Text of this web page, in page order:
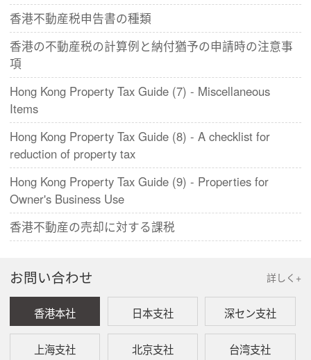
香港不動産税申告書の種類
香港の不動産税の計算例と納付猶予の申請時の注意事
項
Hong Kong Property Tax Guide (7) - Miscellaneous
Items
Hong Kong Property Tax Guide (8) - A checklist for
reduction of property tax
Hong Kong Property Tax Guide (9) - Properties for
Owner's Business Use
香港不動産の売却に対する課税
詳しく+
お問い合わせ
香港本社 日本支社 深セン支社
上海支社 北京支社 台湾支社